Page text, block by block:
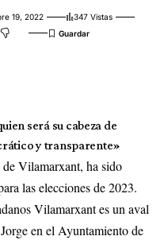
19, 2022
347 Vistas
será su cabeza de
y transparente»
Vilamarxant, ha sido
las elecciones de 2023.
Vilamarxant es un aval
en el Ayuntamiento de